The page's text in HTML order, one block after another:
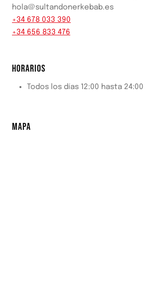
hola@sultandonerkebab.es
+34 678 033 390
+34 656 833 476
HORARIOS
Todos los días 12:00 hasta 24:00
MAPA